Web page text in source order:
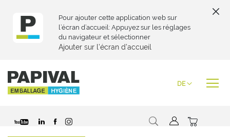
Pour ajouter cette application web sur
l’écran d’accueil: Appuyez sur les réglages
du navigateur et sélectionner
Ajouter sur l’écran d’accueil
Inhalt
springen
Sprache
DE
Suche Mein